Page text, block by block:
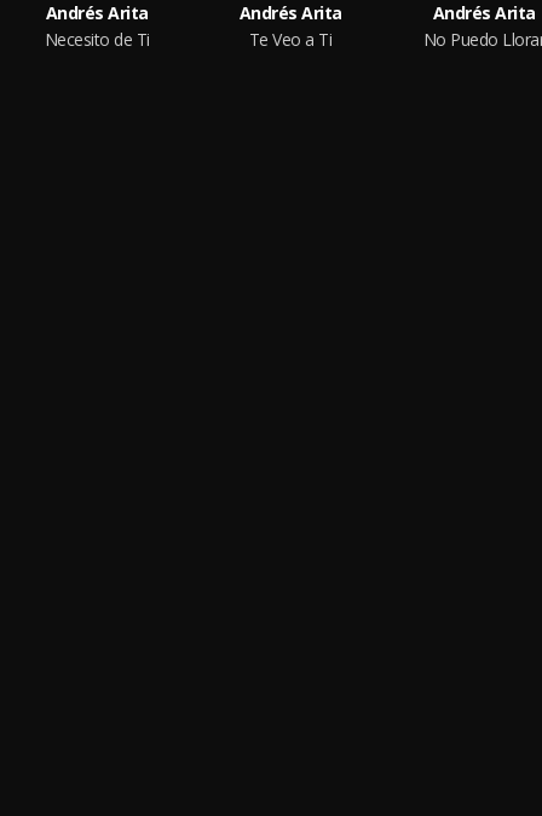
Andrés Arita
Necesito de Ti
Andrés Arita
Te Veo a Ti
Andrés Arita
No Puedo